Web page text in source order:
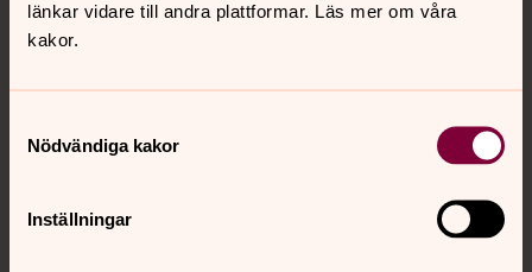
länkar vidare till andra plattformar. Läs mer om våra
kakor.
Nödvändiga kakor
Inställningar
Kalender
Hitta snabbt
Sociala kanaler